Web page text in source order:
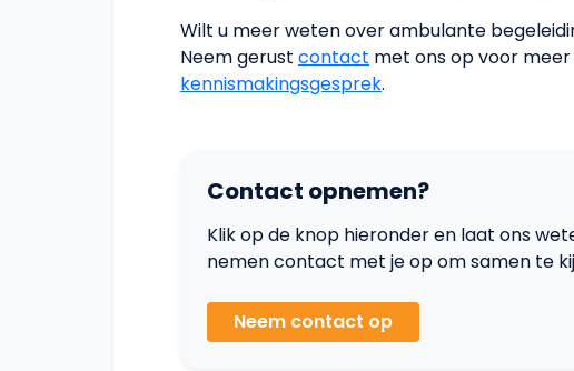
Wilt u meer weten over ambulante
Neem gerust contact met ons op voor
kennismakingsgesprek.
Contact opnemen?
Klik op de knop hieronder en laat ons
nemen contact met je op om samen te
Neem contact op